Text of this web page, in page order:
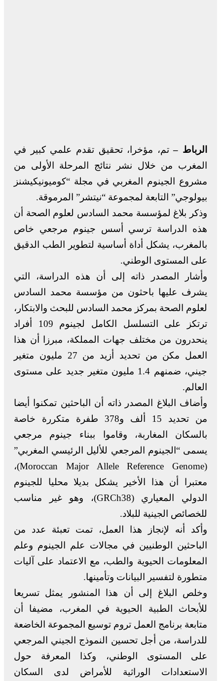
الرباط –تم، مؤخرا، تحقيق تقدم علمي كبير في
المغرب من خلال نشر نتائج المرحلة الأولى من
مشروع الجينوم المغربي في مجلة “كوميونيكيشنز
بيولوجي” التابعة لمجموعة “نيتشر” المرموقة.
وذكر بلاغ لمؤسسة محمد السادس لعلوم الصحة أن
هذه الدراسة ترسي أسس جينوم مرجعي خاص
بالمغرب، يشكل أداة أساسية لتطوير الطب الدقيق
على المستوى الوطني.
وأشار المصدر ذاته إلى أن هذه الدراسة، التي
يشرف عليها باحثون من مؤسسة محمد السادس
لعلوم الصحة بمركز محمد السادس للبحث والابتكار،
ترتكز على التسلسل الكامل لجينوم 109 أفراد
ينحدرون من مختلف جهات المملكة، مبرزا أن هذا
العمل مكن من تحديد أزيد من 27 مليون متغير
جيني، ضمنهم 1.4 مليون متغير جديد على مستوى
العالم.
وأضاف البلاغ المصدر ذاته أن الباحثين تمكنوا أيضا
من تحديد 15 ألف و378 طفرة متكررة خاصة
بالسكان المغاربة، وقاموا ببناء جينوم مرجعي
يسمى “الجينوم المرجعي للأليل الرئيسي المغربي”
(Moroccan Major Allele Reference Genome)،
معتبرا أن هذا الأخير يشكل بديلا محليا للجينوم
الدولي المعياري (GRCh38)، وهو غير مناسب
للخصائص الجينية للبلاد.
وأكد أنه لإنجاز هذا العمل، تمت تعبئة عدد من
الباحثين الوطنيين في مجالات علم الجينوم وعلم
المعلومات الحيوية والطب، مع الاعتماد على آليات
متطورة لتفسير البيانات وتأمينها.
وخلص البلاغ إلى أن هذا المنشور يمثل تسريعا
للأبحاث الطبية الحيوية في المغرب، مضيفا أن
متابعة برنامج العمل تروم توسيع المجموعة الخاضعة
للدراسة، من أجل تحسين النموذج الجيني المرجعي
على المستوى الوطني، وكذا المعرفة حول
الاستعدادات الوراثية للأمراض لدى السكان